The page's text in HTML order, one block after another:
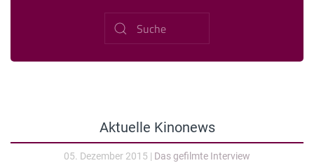
Aktuelle Kinonews
05. Dezember 2015 | Das gefilmte Interview